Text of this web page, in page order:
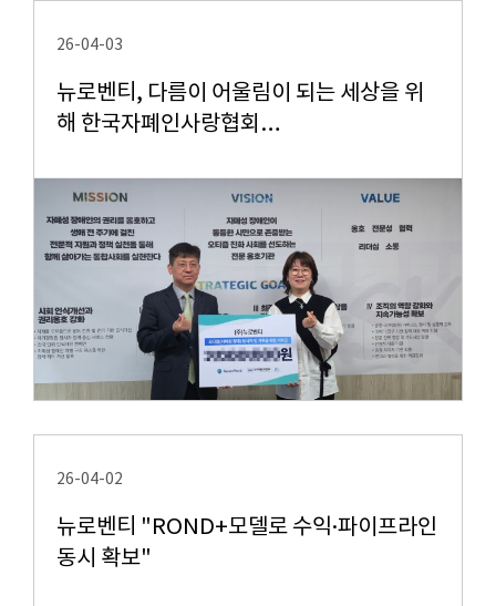
26-04-03
뉴로벤티, 다름이 어울림이 되는 세상을 위
해 한국자폐인사랑협회…
26-04-02
뉴로벤티 "ROND+모델로 수익·파이프라인
동시 확보"